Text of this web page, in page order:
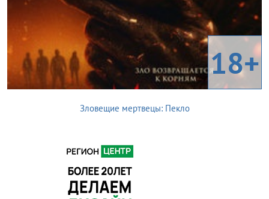
18+
Зловещие мертвецы: Пекло